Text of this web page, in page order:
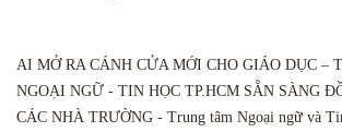
AI MỞ RA CÁNH CỬA MỚI CHO GIÁO DỤC –
NGOẠI NGỮ - TIN HỌC TP.HCM SẴN SÀNG
CÁC NHÀ TRƯỜNG - Trung tâm Ngoại ngữ và